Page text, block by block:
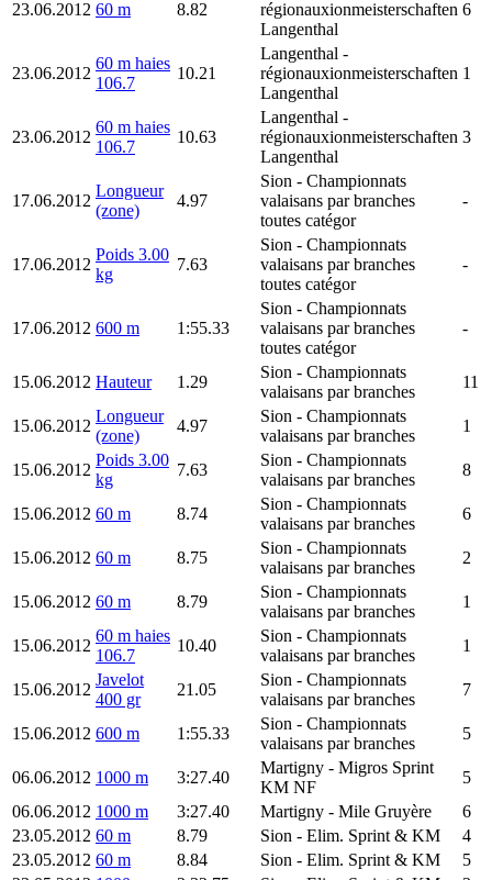
23.06.2012 60 m 8.82
régionauxionmeisterschaften
Langenthal
6
23.06.2012
60 m haies
106.7
10.21
Langenthal -
régionauxionmeisterschaften
Langenthal
1
23.06.2012
60 m haies
106.7
10.63
Langenthal -
régionauxionmeisterschaften
Langenthal
3
17.06.2012
Longueur
(zone)
4.97
Sion - Championnats
valaisans par branches
toutes catégor
-
17.06.2012
Poids 3.00
kg
7.63
Sion - Championnats
valaisans par branches
toutes catégor
-
17.06.2012 600 m 1:55.33
Sion - Championnats
valaisans par branches
toutes catégor
-
15.06.2012 Hauteur 1.29
Sion - Championnats
valaisans par branches
11
15.06.2012
Longueur
(zone)
4.97
Sion - Championnats
valaisans par branches
1
15.06.2012
Poids 3.00
kg
7.63
Sion - Championnats
valaisans par branches
8
15.06.2012 60 m 8.74
Sion - Championnats
valaisans par branches
6
15.06.2012 60 m 8.75
Sion - Championnats
valaisans par branches
2
15.06.2012 60 m 8.79
Sion - Championnats
valaisans par branches
1
15.06.2012
60 m haies
106.7
10.40
Sion - Championnats
valaisans par branches
1
15.06.2012
Javelot
400 gr
21.05
Sion - Championnats
valaisans par branches
7
15.06.2012 600 m 1:55.33
Sion - Championnats
valaisans par branches
5
06.06.2012 1000 m 3:27.40
Martigny - Migros Sprint
KM NF
5
06.06.2012 1000 m 3:27.40 Martigny - Mile Gruyère
6
23.05.2012 60 m 8.79 Sion - Elim. Sprint & KM
4
23.05.2012 60 m 8.84 Sion - Elim. Sprint & KM
5